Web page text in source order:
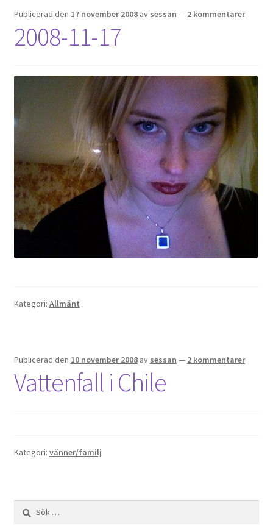
Publicerad den 17 november 2008 av sessan — 2 kommentarer
2008-11-17
Kategori: Allmänt
Publicerad den 10 november 2008 av sessan — 2 kommentarer
Vattenfall i Chile
Kategori: vänner/familj
efter: